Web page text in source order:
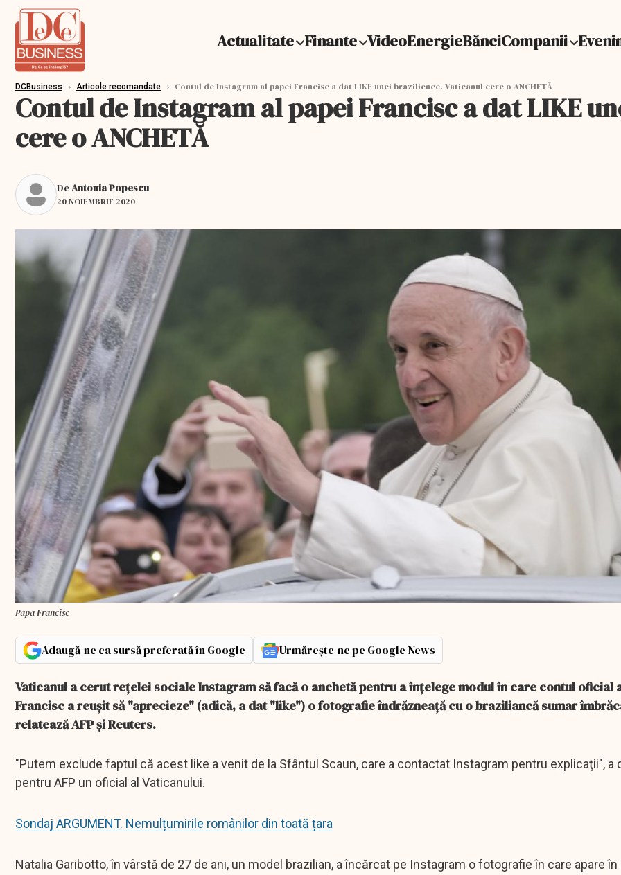
Actualitate Finante VideoEnergieBănciCompanii
DCBusiness › Articole recomandate › Contul de Instagram al papei Francisc a dat LIKE unei brazilience. Vaticanul cere o ANCHETĂ
Contul de Instagram al papei Francisc a dat LIKE
cere o ANCHETĂ
DeAntonia Popescu
20 NOIEMBRIE 2020
Papa Francisc
Adaugă-ne ca sursă preferată în Google Urmărește-ne pe Google News
Vaticanul a cerut reţelei sociale Instagram să facă o anchetă pentru a înţelege modul în care contul oficial
Francisc a reuşit să "aprecieze" (adică, a dat "like") o fotografie îndrăzneaţă cu o braziliancă sumar
relatează AFP şi Reuters.
"Putem exclude faptul că acest like a venit de la Sfântul Scaun, care a contactat Instagram pentru explicaţii", a
pentru AFP un oficial al Vaticanului.
Sondaj ARGUMENT. Nemulțumirile românilor din toată țara
Natalia Garibotto, în vârstă de 27 de ani, un model brazilian, a încărcat pe Instagram o fotografie în care apare